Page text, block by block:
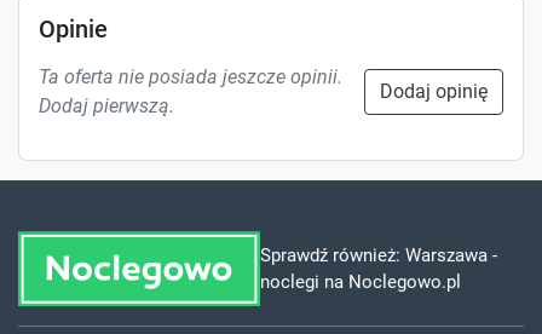
Opinie
Ta oferta nie posiada jeszcze opinii.
Dodaj pierwszą.
Dodaj opinię
Sprawdź również: Warszawa -
noclegi na Noclegowo.pl